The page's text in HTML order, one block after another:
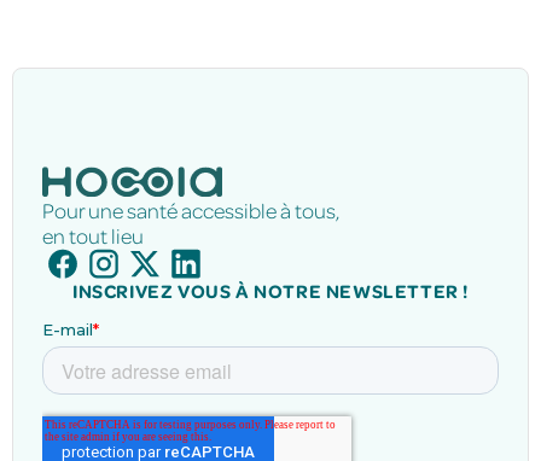
Pour une santé accessible à tous,
en tout lieu
INSCRIVEZ VOUS À NOTRE NEWSLETTER !